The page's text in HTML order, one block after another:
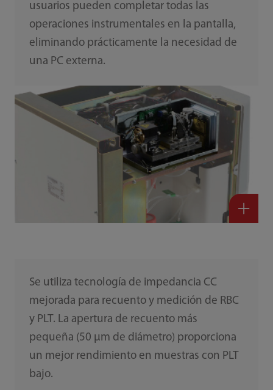
usuarios pueden completar todas las
operaciones instrumentales en la pantalla,
eliminando prácticamente la necesidad de
una PC externa.
Se utiliza tecnología de impedancia CC
mejorada para recuento y medición de RBC
y PLT. La apertura de recuento más
pequeña (50 μm de diámetro) proporciona
un mejor rendimiento en muestras con PLT
bajo.